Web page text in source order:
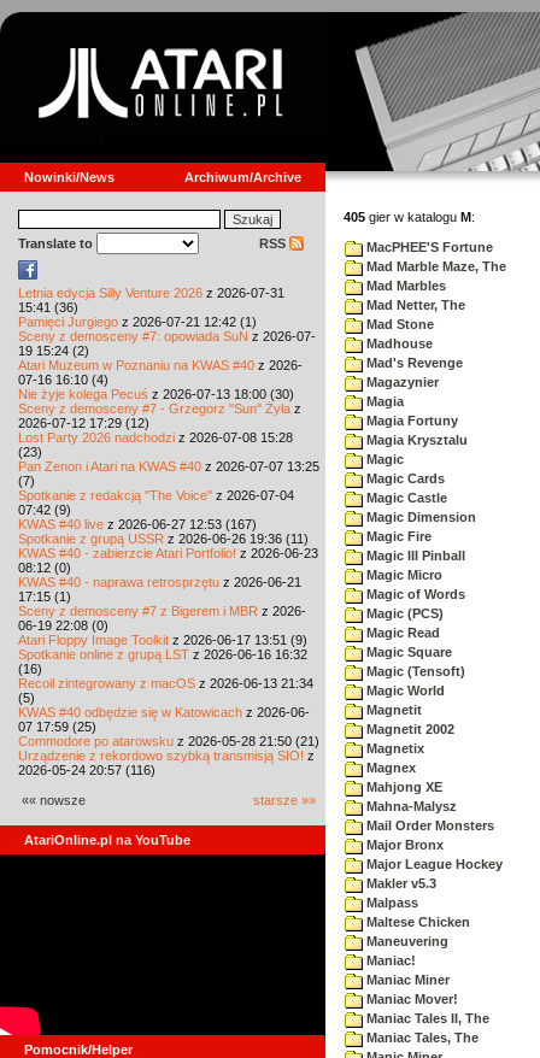
Nowinki/News Archiwum/Archive
Translate to RSS
Letnia edycja Silly Venture 2026 z 2026-07-31
15:41 (36)
Pamięci Jurgiego z 2026-07-21 12:42 (1)
Sceny z demosceny #7: opowiada SuN z 2026-07-
19 15:24 (2)
Atari Muzeum w Poznaniu na KWAS #40 z 2026-
07-16 16:10 (4)
Nie żyje kolega Pecuś z 2026-07-13 18:00 (30)
Sceny z demosceny #7 - Grzegorz "Sun" Żyła z
2026-07-12 17:29 (12)
Lost Party 2026 nadchodzi z 2026-07-08 15:28
(23)
Pan Zenon i Atari na KWAS #40 z 2026-07-07 13:25
(7)
Spotkanie z redakcją "The Voice" z 2026-07-04
07:42 (9)
KWAS #40 live z 2026-06-27 12:53 (167)
Spotkanie z grupą USSR z 2026-06-26 19:36 (11)
KWAS #40 - zabierzcie Atari Portfolio! z 2026-06-23
08:12 (0)
KWAS #40 - naprawa retrosprzętu z 2026-06-21
17:15 (1)
Sceny z demosceny #7 z Bigerem i MBR z 2026-
06-19 22:08 (0)
Atari Floppy Image Toolkit z 2026-06-17 13:51 (9)
Spotkanie online z grupą LST z 2026-06-16 16:32
(16)
Recoil zintegrowany z macOS z 2026-06-13 21:34
(5)
KWAS #40 odbędzie się w Katowicach z 2026-06-
07 17:59 (25)
Commodore po atarowsku z 2026-05-28 21:50 (21)
Urządzenie z rekordowo szybką transmisją SIO! z
2026-05-24 20:57 (116)
«« nowsze starsze »»
AtariOnline.pl na YouTube
Pomocnik/Helper
405 gier w katalogu M:
MacPHEE'S Fortune
Mad Marble Maze, The
Mad Marbles
Mad Netter, The
Mad Stone
Madhouse
Mad's Revenge
Magazynier
Magia
Magia Fortuny
Magia Krysztalu
Magic
Magic Cards
Magic Castle
Magic Dimension
Magic Fire
Magic III Pinball
Magic Micro
Magic of Words
Magic (PCS)
Magic Read
Magic Square
Magic (Tensoft)
Magic World
Magnetit
Magnetit 2002
Magnetix
Magnex
Mahjong XE
Mahna-Malysz
Mail Order Monsters
Major Bronx
Major League Hockey
Makler v5.3
Malpass
Maltese Chicken
Maneuvering
Maniac!
Maniac Miner
Maniac Mover!
Maniac Tales II, The
Maniac Tales, The